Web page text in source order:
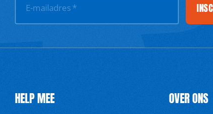
E-mailadres *
HELP MEE OVER ONS